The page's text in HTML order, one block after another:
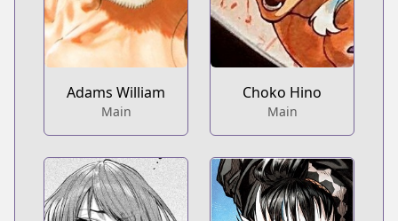
Adams William
Main
Choko Hino
Main